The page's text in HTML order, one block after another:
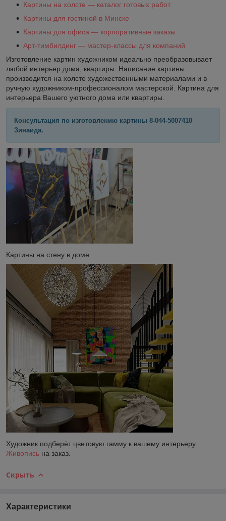
Картины на холсте — каталог готовых работ
Картины для гостиной в Минске
Картины для офиса — корпоративные заказы
Арт-тимбилдинг — мастер-классы для компаний
Изготовление картин художником идеально преобразовывает
любой интерьер дома, квартиры. Написание картины
производится на холсте художественными материалами и в
ручную художником-профессионалом мастерской. Картина для
интерьера Вашего уютного дома или квартиры.
Консультация по изготовлению картины 8-044-5007410
Зинаида.
Картины на стену в доме.
Художник подберёт цветовую гамму к вашему интерьеру.
Живопись на заказ.
Скрыть
Характеристики